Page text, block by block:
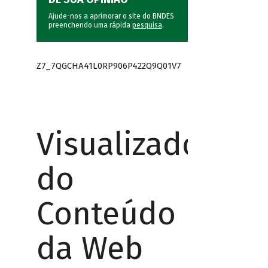
Ajude-nos a aprimorar o site do BNDES
preenchendo uma rápida pesquisa.
Z7_7QGCHA41L0RP906P422Q9Q01V7
Visualizador
do
Conteúdo
da Web